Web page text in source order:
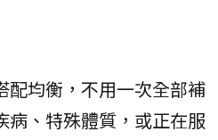
配均衡，不用一次全部補
病、特殊體質，或正在服